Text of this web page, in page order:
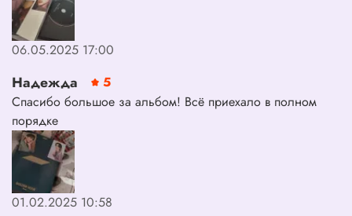
06.05.2025 17:00
Надежда
5
Спасибо большое за альбом! Всё приехало в полном
порядке
01.02.2025 10:58